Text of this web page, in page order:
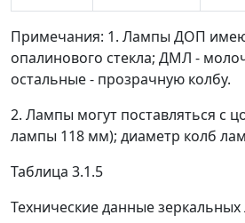
Примечания: 1. Лампы ДОП
опалинового стекла; ДМЛ -
остальные - прозрачную колбу.
2. Лампы могут поставляться с
лампы 118 мм); диаметр колб
Таблица 3.1.5
Технические данные